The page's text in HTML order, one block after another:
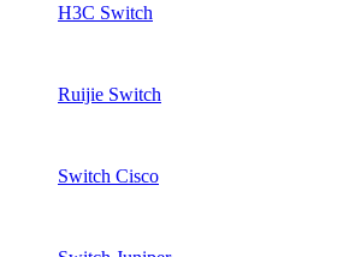
H3C Switch
Ruijie Switch
Switch Cisco